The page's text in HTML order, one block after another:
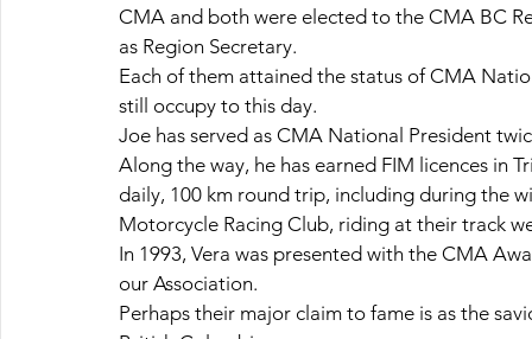
CMA and both were elected to the CMA BC
as Region Secretary.
Each of them attained the status of CMA
still occupy to this day.
Joe has served as CMA National President
Along the way, he has earned FIM licences in
daily, 100 km round trip, including during the
Motorcycle Racing Club, riding at their track
In 1993, Vera was presented with the CMA
our Association.
Perhaps their major claim to fame is as the